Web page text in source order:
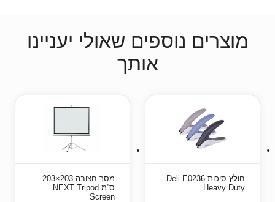
מוצרים נוספים שאולי יעניינו
אותך
חולץ סיכות Deli E0236
Heavy Duty
מסך חצובה 203×203
ס”מ NEXT Tripod
Screen